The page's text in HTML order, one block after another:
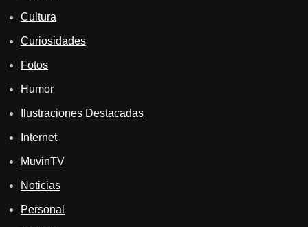
Cultura
Curiosidades
Fotos
Humor
Ilustraciones Destacadas
Internet
MuvinTV
Noticias
Personal